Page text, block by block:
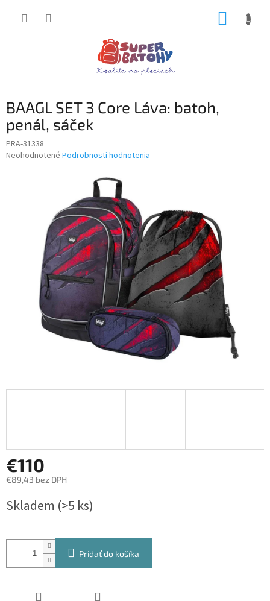
BAAGL SET 3 Core Láva: batoh,
penál, sáček
PRA-31338
Priemerné
hviezdičiek.
Neohodnotené Podrobnosti hodnotenia
€110
€89,43 bez DPH
cena:
Skladem (>5 ks)
Pridať do košíka